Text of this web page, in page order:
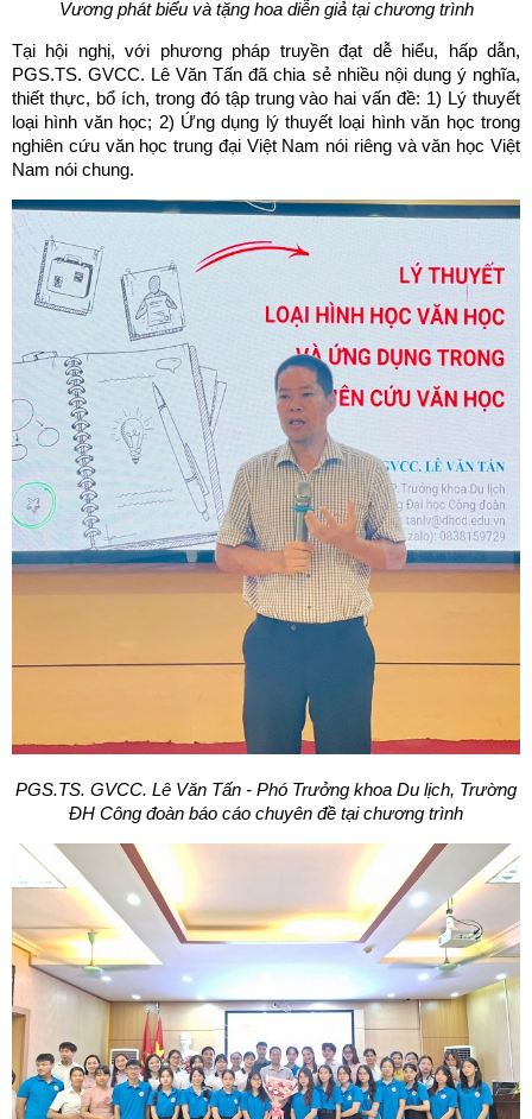
Vương phát biểu và tặng hoa diễn giả tại chương trình
Tại hội nghị, với phương pháp truyền đạt dễ hiểu, hấp dẫn,
PGS.TS. GVCC. Lê Văn Tấn đã chia sẻ nhiều nội dung ý nghĩa,
thiết thực, bổ ích, trong đó tập trung vào hai vấn đề: 1) Lý thuyết
loại hình văn học; 2) Ứng dụng lý thuyết loại hình văn học trong
nghiên cứu văn học trung đại Việt Nam nói riêng và văn học Việt
Nam nói chung.
PGS.TS. GVCC. Lê Văn Tấn - Phó Trưởng khoa Du lịch, Trường
ĐH Công đoàn báo cáo chuyên đề tại chương trình